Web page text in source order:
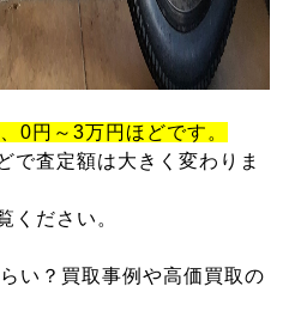
0円～3万円ほどです。
で査定額は大きく変わりま
ください。
い？買取事例や高価買取の